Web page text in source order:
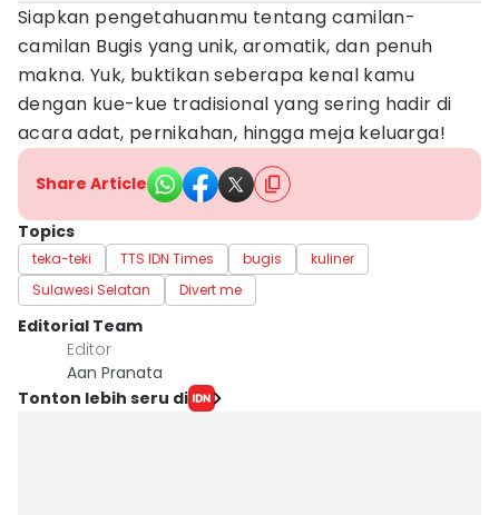
Siapkan pengetahuanmu tentang camilan-
camilan Bugis yang unik, aromatik, dan penuh
makna. Yuk, buktikan seberapa kenal kamu
dengan kue-kue tradisional yang sering hadir di
acara adat, pernikahan, hingga meja keluarga!
Share Article
Topics
teka-teki TTS IDN Times bugis
kuliner
Sulawesi Selatan
Divert me
Editorial Team
Editor
Aan Pranata
Tonton lebih seru di